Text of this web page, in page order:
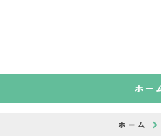
ホー
ホーム